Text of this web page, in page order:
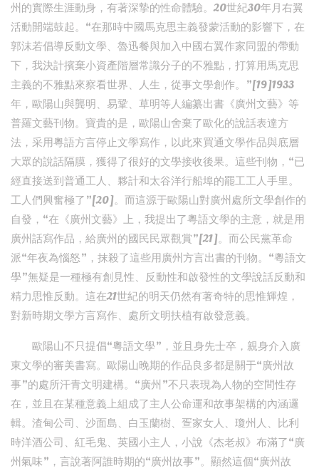
州的實際生涯動身，有著深摯的性命體驗。20世紀30年月右翼
活動開端鼓起。“在那時中國馬克思主義發蒙活動的影響下，在
郭沫若倡導反動文學、魯迅餐與加入中國右翼作家同盟的帶動
下，我決計擯棄小資產階層常識分子的不雅點，打算用馬克思
主義的不雅點來察看世界、人生，從事文學創作。”[19]1933
年，歐陽山與龔明、易鞏、草明等人編纂出書《廣州文藝》等
普羅文藝刊物。寶貴的是，歐陽山舍棄了歐化的說話表達方
法，采用粵語方言停止文學寫作，以此來買通文學作品與底層
大眾的說話隔膜，獲得了很好的文學接收後果。這些刊物，“已
經直接送到普通工人、夥計和太谷洋行船埠的罷工工人手里。
工人們興奮極了”[20]。而這源于歐陽山對廣州處所文學創作的
自發，“在《廣州文藝》上，我提出了粵語文學的主意，就是用
廣州話寫作品，給廣州的國民民眾觀賞”[21]。而公民黨革命
派“年夜為惱怒”，抹殺了這些用廣州方言出書的刊物。“粵語文
學”無疑是一種極有創見性、反動性和啟發性的文學說話反動和
精力思惟反動。這在21世紀的明天仍然有著奇特的思惟輝煌，
對新時期文學方言寫作、處所文明扶植有啟發意義。
歐陽山不只提倡“粵語文學”，並且身先士卒，親身介入廣
東文學的審美書寫。歐陽山晚期的作品良多都是關于“廣州故
事”的處所汗青文明建構。“廣州”不只表現為人物的空間性存
在，並且在某種意義上組成了主人公命運和故事架構的內涵邏
輯。渣甸公司、沙面島、白玉蘭樹、疍家女人、瓊州人、比利
時洋酒公司、紅毛鬼、英國小主人，小說《杰老叔》布滿了“廣
州氣味”，言說著阿誰時期的“廣州故事”。顯然這個“廣州故